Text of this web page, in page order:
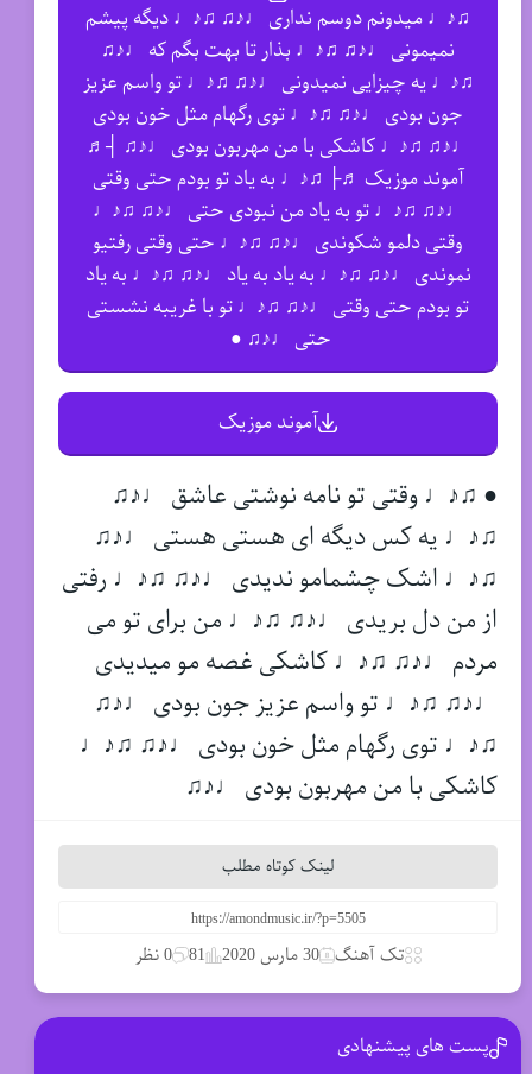
♫♪♩ میدونم دوسم نداری ♩♪♫ ♫♪♩ دیگه پیشم
نمیمونی ♩♪♫ ♫♪♩ بذار تا بهت بگم که ♩♪♫
♫♪♩ یه چیزایی نمیدونی ♩♪♫ ♫♪♩ تو واسم عزیز
جون بودی ♩♪♫ ♫♪♩ توی رگهام مثل خون بودی
♩♪♫ ♫♪♩ کاشکی با من مهربون بودی ♩♪♫ ┤♬
آموند موزیک ♬├ ♫♪♩ به یاد تو بودم حتی وقتی
♩♪♫ ♫♪♩ تو به یاد من نبودی حتی ♩♪♫ ♫♪♩
وقتی دلمو شکوندی ♩♪♫ ♫♪♩ حتی وقتی رفتیو
نموندی ♩♪♫ ♫♪♩ به یاد به یاد ♩♪♫ ♫♪♩ به یاد
تو بودم حتی وقتی ♩♪♫ ♫♪♩ تو با غریبه نشستی
حتی ♩♪♫ ●
آموند موزیک
● ♫♪♩ وقتی تو نامه نوشتی عاشق ♩♪♫
♫♪♩ یه کس دیگه ای هستی هستی ♩♪♫
♫♪♩ اشک چشمامو ندیدی ♩♪♫ ♫♪♩ رفتی
از من دل بریدی ♩♪♫ ♫♪♩ من برای تو می
مردم ♩♪♫ ♫♪♩ کاشکی غصه مو میدیدی
♩♪♫ ♫♪♩ تو واسم عزیز جون بودی ♩♪♫
♫♪♩ توی رگهام مثل خون بودی ♩♪♫ ♫♪♩
کاشکی با من مهربون بودی ♩♪♫
لینک کوتاه مطلب
تک آهنگ 30 مارس 2020 81 0 نظر
پست های پیشنهادی